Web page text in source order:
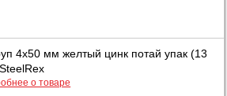
4х50 мм желтый цинк потай упак (13
о товаре